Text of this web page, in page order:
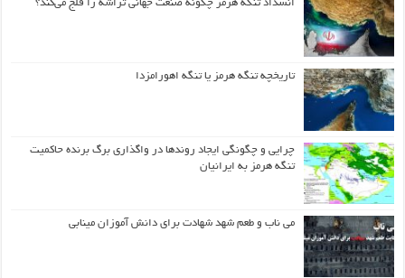
انسداد تنگه هرمز چگونه صنعت جهانی تراشه را فلج می‌کند؟
تاریخچه تنگه هرمز یا تنگه اهورامزدا
چرایی و چگونگی ایجاد روندها در واگذاری برگ برنده حاکمیت
تنگه هرمز به ایرانیان
می ناب و طعم شهد شهادت برای دانش آموزان مینابی